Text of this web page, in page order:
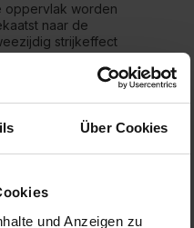
Über Cookies
und Anzeigen zu
oppervlak worden
naar de
strijkeffect
en zorgt voor